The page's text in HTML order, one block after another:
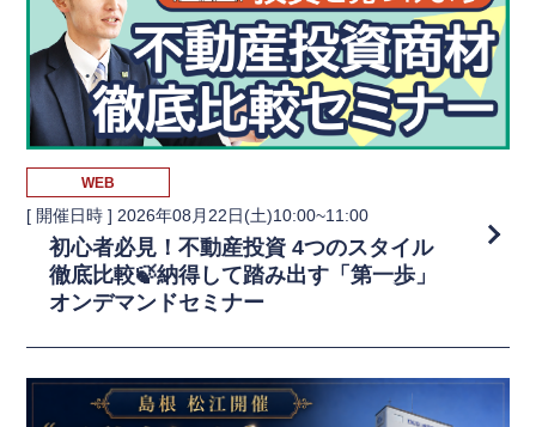
WEB
[ 開催日時 ] 2026年08月22日(土)10:00~11:00
初心者必見！不動産投資 4つのスタイル
徹底比較🍃納得して踏み出す「第一歩」
オンデマンドセミナー